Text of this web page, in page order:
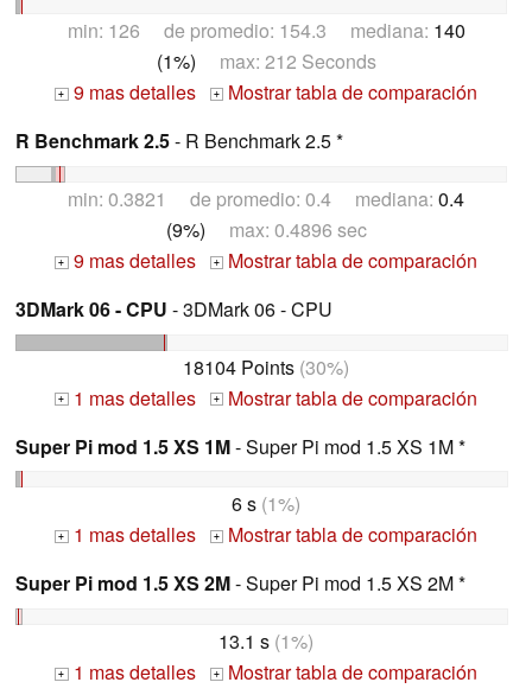
min: 126 de promedio: 154.3 mediana: 140
(1%) max: 212 Seconds
+ 9 mas detalles +
Mostrar tabla de comparación
R Benchmark 2.5- R Benchmark 2.5 *
min: 0.3821 de promedio: 0.4 mediana: 0.4
(9%) max: 0.4896 sec
+ 9 mas detalles +
Mostrar tabla de comparación
3DMark 06 - CPU - 3DMark 06 - CPU
18104 Points (30%)
+ 1 mas detalles +
Mostrar tabla de comparación
Super Pi mod 1.5 XS 1M- Super Pi mod 1.5 XS 1M *
6 s (1%)
+ 1 mas detalles +
Mostrar tabla de comparación
Super Pi mod 1.5 XS 2M- Super Pi mod 1.5 XS 2M *
13.1 s (1%)
+ 1 mas detalles +
Mostrar tabla de comparación